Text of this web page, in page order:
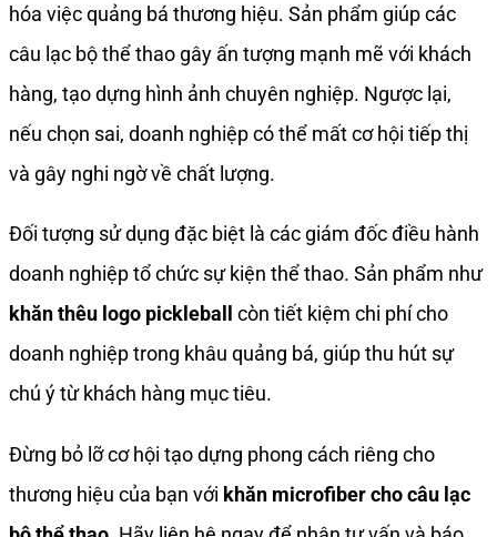
hóa việc quảng bá thương hiệu. Sản phẩm giúp các
câu lạc bộ thể thao gây ấn tượng mạnh mẽ với khách
hàng, tạo dựng hình ảnh chuyên nghiệp. Ngược lại,
nếu chọn sai, doanh nghiệp có thể mất cơ hội tiếp thị
và gây nghi ngờ về chất lượng.
Đối tượng sử dụng đặc biệt là các giám đốc điều hành
doanh nghiệp tổ chức sự kiện thể thao. Sản phẩm như
khăn thêu logo pickleball
còn tiết kiệm chi phí cho
doanh nghiệp trong khâu quảng bá, giúp thu hút sự
chú ý từ khách hàng mục tiêu.
Đừng bỏ lỡ cơ hội tạo dựng phong cách riêng cho
thương hiệu của bạn với khăn microfiber cho câu lạc